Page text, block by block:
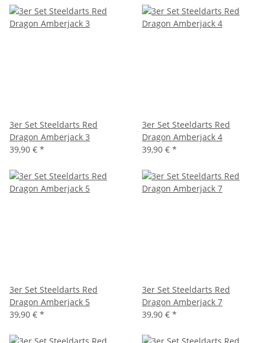
3er Set Steeldarts Red
Dragon Amberjack 3
39,90 € *
3er Set Steeldarts Red
Dragon Amberjack 4
39,90 € *
3er Set Steeldarts Red
Dragon Amberjack 5
39,90 € *
3er Set Steeldarts Red
Dragon Amberjack 7
39,90 € *